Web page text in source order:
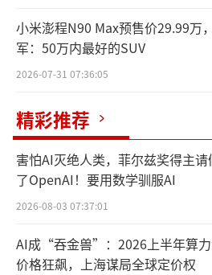
这款新音箱与之前公布
Nattbad小音箱同属入门
了Spotify Tap专属按钮。
放上次暂停的音乐，再按
性化歌曲。宜家强调，只
使用该功能，无需付费会员。
小米澎程N90 Max预售价29.99万
军：50万内最好的SUV
2026-07-31 07:36:05
精彩推荐
害怕AI灭绝人类，菲尔兹奖得主请
了OpenAI！要用数学驯服AI
2026-08-03 07:37:01
AI成“吞金兽”：2026上半年算
价格狂飙，上海谋局全球定价权